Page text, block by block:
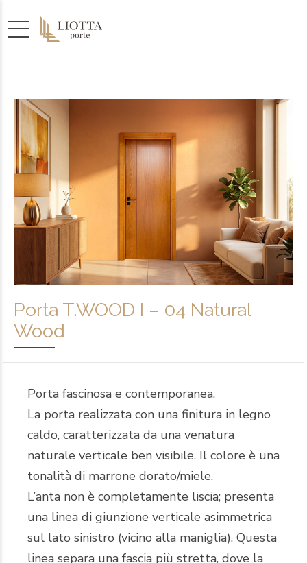
Porta T.WOOD I – 04 Natural
Wood
Porta fascinosa e contemporanea.
La porta realizzata con una finitura in legno
caldo, caratterizzata da una venatura
naturale verticale ben visibile. Il colore è una
tonalità di marrone dorato/miele.
L’anta non è completamente liscia; presenta
una linea di giunzione verticale asimmetrica
sul lato sinistro (vicino alla maniglia). Questa
linea separa una fascia più stretta, dove la